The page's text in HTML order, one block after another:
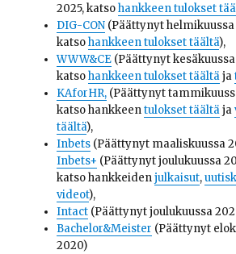
2025, katsohankkeen tulokset
DIG-CON (Päättynyt helmikuussa
katsohankkeen tulokset täältä),
WWW&CE (Päättynyt
katsohankkeen tulokset täältäja
KAforHR, (Päättynyt
katso hankkeentulokset täältäja
täältä),
Inbets (Päättynyt maaliskuussa
Inbets+ (Päättynyt joulukuussa
katso hankkeidenjulkaisut,
videot),
Intact (Päättynyt joulukuussa
Bachelor&Meister (Päättynyt
2020)